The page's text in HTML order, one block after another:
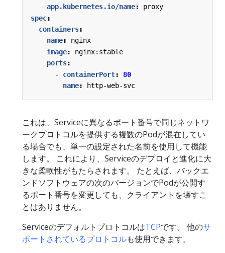
app.kubernetes.io/name:
proxy
spec:
containers:
- name:
nginx
image:
nginx:stable
ports:
- containerPort:
80
name: http-web-svc
これは、Serviceに異なるポート番号で同じネットワ
ークプロトコルを提供する複数のPodが混在してい
る場合でも、単一の設定された名前を使用して機能
します。 これにより、Serviceのデプロイと進化に大
きな柔軟性がもたらされます。 たとえば、バックエ
ンドソフトウェアの次のバージョンでPodが公開す
るポート番号を変更しても、クライアントを壊すこ
とはありません。
ServiceのデフォルトプロトコルはTCPです。 他のサ
ポートされているプロトコルも使用できます。